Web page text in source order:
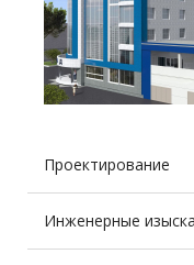
Проектирование
Инженерные